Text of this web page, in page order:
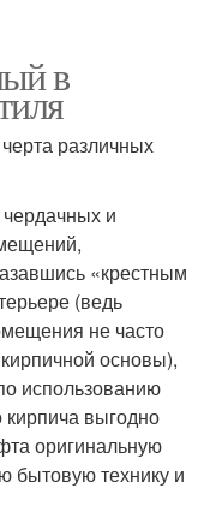
в
различных
и
«крестным
(ведь
не часто
основы),
использованию
кирпича выгодно
оригинальную
бытовую технику и